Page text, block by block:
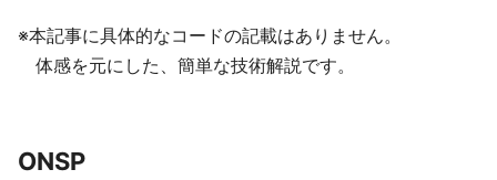
※本記事に具体的なコードの記載はありません。
体感を元にした、簡単な技術解説です。
ONSP